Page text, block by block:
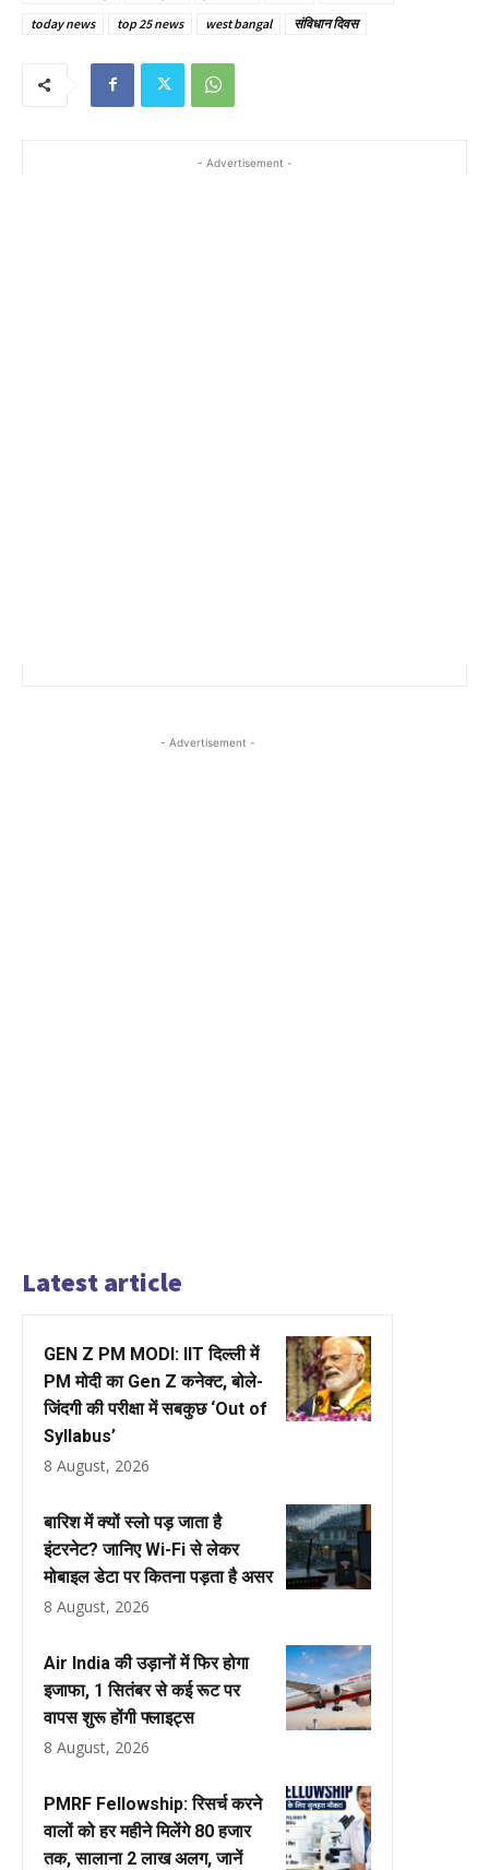
today news
top 25 news west bangal संविधान दिवस
- Advertisement -
- Advertisement -
Latest article
GEN Z PM MODI: IIT दिल्ली में
PM मोदी का Gen Z कनेक्ट, बोले-
जिंदगी की परीक्षा में सबकुछ ‘Out of
Syllabus’
8 August, 2026
बारिश में क्यों स्लो पड़ जाता है
इंटरनेट? जानिए Wi-Fi से लेकर
मोबाइल डेटा पर कितना पड़ता है असर
8 August, 2026
Air India की उड़ानों में फिर होगा
इजाफा, 1 सितंबर से कई रूट पर
वापस शुरू होंगी फ्लाइट्स
8 August, 2026
PMRF Fellowship: रिसर्च करने
वालों को हर महीने मिलेंगे ₹80 हजार
तक, सालाना ₹2 लाख अलग, जानें